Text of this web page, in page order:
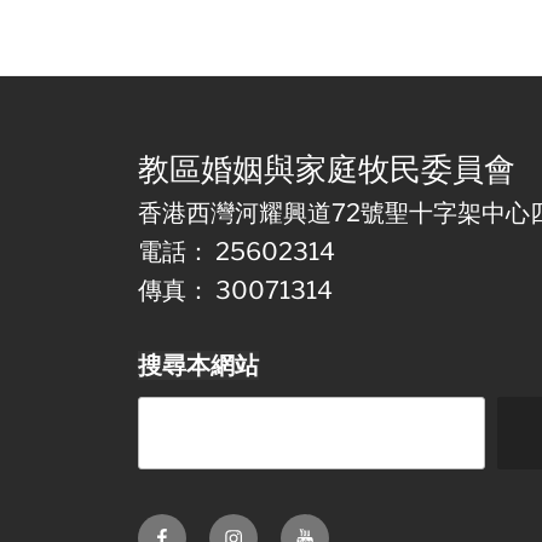
教區婚姻與家庭牧民委員會
香港西灣河耀興道72號聖十字架中心
電話： 25602314
傳真： 30071314
搜尋本網站
FacebookInstagramYoutube